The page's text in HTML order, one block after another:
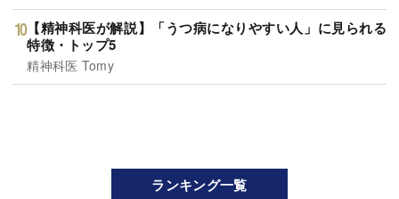
【精神科医が解説】「うつ病になりやすい人」に見られる
特徴・トップ5
精神科医 Tomy
ランキング一覧